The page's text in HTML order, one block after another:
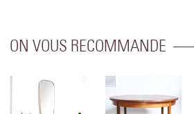
ON VOUS RECOMMANDE